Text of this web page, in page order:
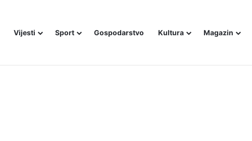
Vijesti Sport Gospodarstvo Kultura Magazin